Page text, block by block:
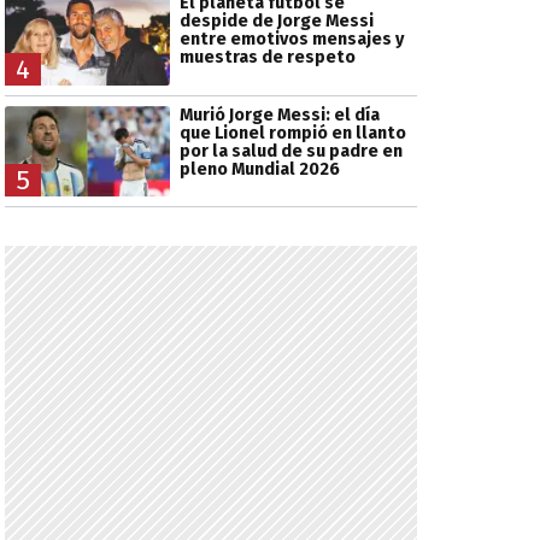
4
despide de Jorge Messi
entre emotivos mensajes y
muestras de respeto
5
Murió Jorge Messi: el día
que Lionel rompió en llanto
por la salud de su padre en
pleno Mundial 2026